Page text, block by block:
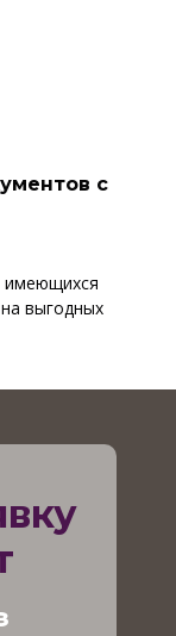
с
имеющихся
выгодных